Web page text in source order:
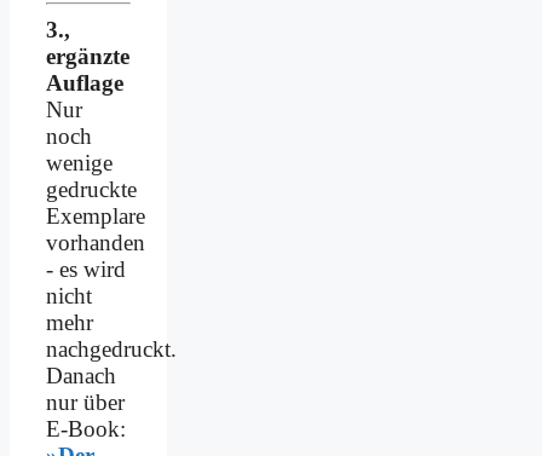
3.,
ergänzte
Auflage
Nur
noch
wenige
gedruckte
Exemplare
vorhanden
- es wird
nicht
mehr
nachgedruckt.
Danach
nur über
E-Book: